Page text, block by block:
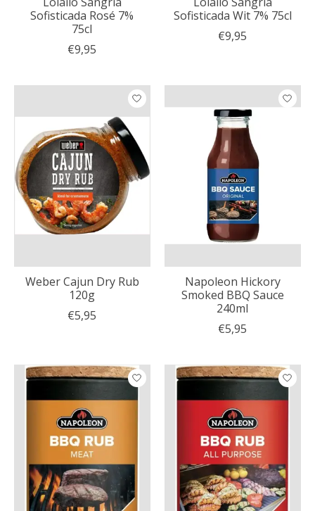
Sofisticada Rosé 7%
75cl
€9,95
Sofisticada Wit 7% 75cl
€9,95
Weber Cajun Dry Rub
120g
€5,95
Napoleon Hickory
Smoked BBQ Sauce
240ml
€5,95